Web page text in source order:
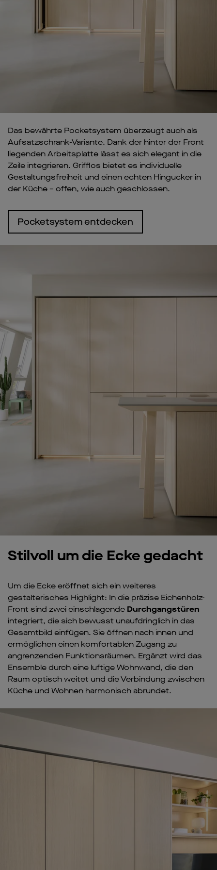
Das bewährte Pocketsystem überzeugt auch als
Aufsatzschrank-Variante. Dank der hinter der Front
liegenden Arbeitsplatte lässt es sich elegant in die
Zeile integrieren. Grifflos bietet es individuelle
Gestaltungsfreiheit und einen echten Hingucker in
der Küche – offen, wie auch geschlossen.
Pocketsystem entdecken
Stilvoll um die Ecke gedacht
Um die Ecke eröffnet sich ein weiteres
gestalterisches Highlight: In die präzise Eichenholz-
Front sind zwei einschlagende Durchgangstüren
integriert, die sich bewusst unaufdringlich in das
Gesamtbild einfügen. Sie öffnen nach innen und
ermöglichen einen komfortablen Zugang zu
angrenzenden Funktionsräumen. Ergänzt wird das
Ensemble durch eine luftige Wohnwand, die den
Raum optisch weitet und die Verbindung zwischen
Küche und Wohnen harmonisch abrundet.